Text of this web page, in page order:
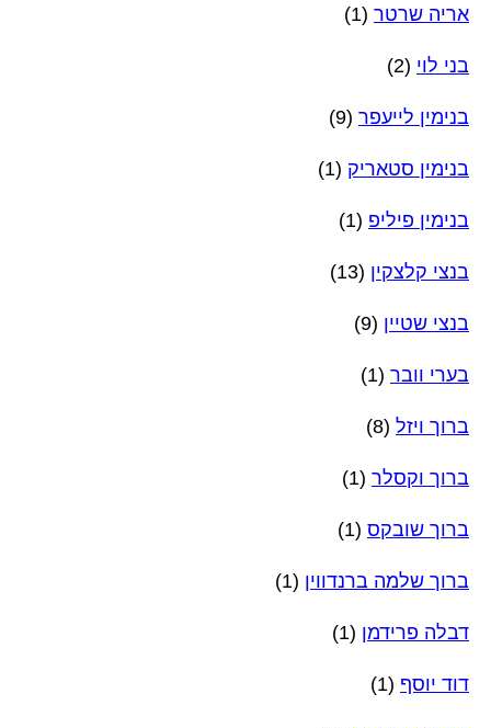
אריה שרטר (1)
בני לוי (2)
בנימין לייעפר (9)
בנימין סטאריק (1)
בנימין פיליפ (1)
בנצי קלצקין (13)
בנצי שטיין (9)
בערי וובר (1)
ברוך ויזל (8)
ברוך וקסלר (1)
ברוך שובקס (1)
ברוך שלמה ברנדווין (1)
דבלה פרידמן (1)
דוד יוסף (1)